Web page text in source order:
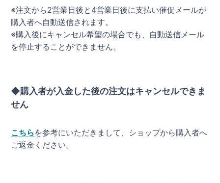
※注文から2営業日後と4営業日後に支払い催促メールが
購入者へ自動送信されます。
※購入後にキャンセル希望の場合でも、自動送信メール
を停止することができません。
◆購入者が入金した後の注文はキャンセルできま
せん
こちら を参考にいただきまして、ショップから購入者へ
ご返金ください。